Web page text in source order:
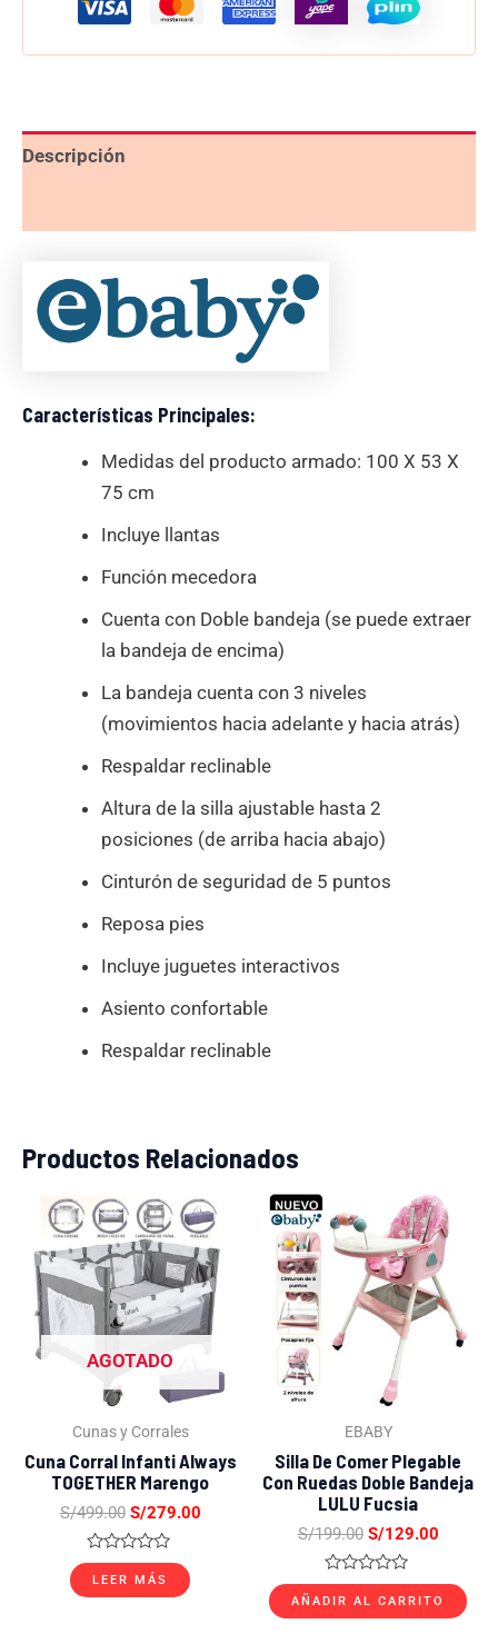
Descripción
Características Principales:
Medidas del producto armado: 100 X 53 X
75 cm
Incluye llantas
Función mecedora
Cuenta con Doble bandeja (se puede extraer
la bandeja de encima)
La bandeja cuenta con 3 niveles
(movimientos hacia adelante y hacia atrás)
Respaldar reclinable
Altura de la silla ajustable hasta 2
posiciones (de arriba hacia abajo)
Cinturón de seguridad de 5 puntos
Reposa pies
Incluye juguetes interactivos
Asiento confortable
Respaldar reclinable
Productos Relacionados
AGOTADO
Cunas y Corrales
Cuna Corral Infanti Always
TOGETHER Marengo
S/499.00
El
precio
original
era:
S/499.00.
S/279.00
El
precio
actual
es:
S/279.00.
Valorado
con
0
LEER MÁS
EBABY
Silla De Comer Plegable
Con Ruedas Doble Bandeja
LULU Fucsia
S/199.00
precio
original
era:
S/199.00.
S/129.00
El
precio
actual
es:
S/
Valorado
con
0
AÑADIR AL CARRITO